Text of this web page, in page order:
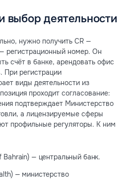
выбор деятельности
нужно получить CR —
регистрационный номер. Он
счёт в банке, арендовать офис
При регистрации
виды деятельности из
проходит согласование:
подтверждает Министерство
а лицензируемые сферы
профильные регуляторы. К ним
Bahrain) — центральный банк.
— министерство